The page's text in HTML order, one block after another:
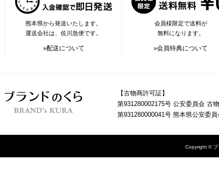
熊本県から発送いたします。
運送会社は、佐川急便です。
»配送について
会員様限定で送料が
無料になります。
»会員特典について
【古物商許可証】
第931280002175号 公安委員会 古
第931280000041号 熊本県公安委
Copyright © ブ